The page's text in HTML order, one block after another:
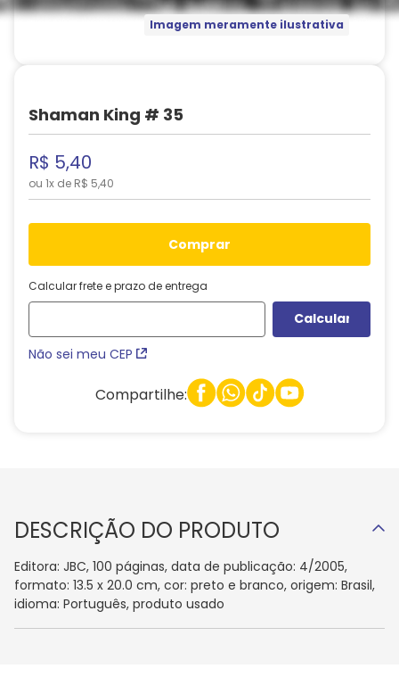
Imagem meramente ilustrativa
Shaman King # 35
R$ 5,40
ou 1x de R$ 5,40
comprar
Calcular frete e prazo de entrega
Não sei meu CEP
Compartilhe:
DESCRIÇÃO DO PRODUTO
Editora: JBC, 100 páginas, data de publicação: 4/2005,
formato: 13.5 x 20.0 cm, cor: preto e branco, origem: Brasil,
idioma: Português, produto usado